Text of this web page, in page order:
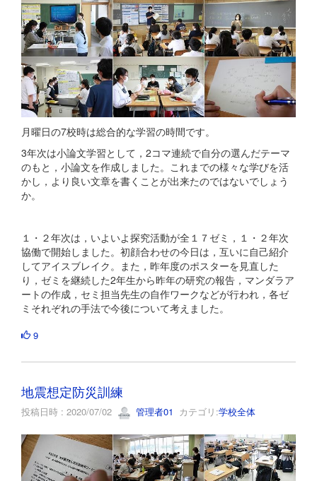
月曜日の7校時は総合的な学習の時間です。
3年次は小論文学習として，2コマ連続で自分の選んだテーマ
のもと，小論文を作成しました。これまでの様々な学びを活
かし，より良い文章を書くことが出来たのではないでしょう
か。
１・２年次は，いよいよ探究活動が全１７ゼミ，１・２年次
協働で開始しました。初顔合わせの今日は，互いに自己紹介
してアイスブレイク。また，昨年度のポスターを見直した
り，ゼミを継続した2年生から昨年の研究の報告，マンダラア
ートの作成，セミ担当先生の自作ワークなどが行われ，各ゼ
ミそれぞれの手法で今後について考えました。
9
地震想定防災訓練
投稿日時 : 2020/07/02 管理者01 カテゴリ:学校全体